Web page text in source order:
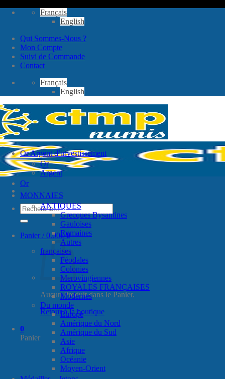
Passer
Français
English
Qui Sommes-Nous ?
Mon Compte
Suivi de Commande
Contact
Français
English
Recherche
pour :
Panier /0.00€ 0
Aucun Produit dans le Panier.
Retour à la boutique
0
Panier
Or Argent d’investissement
Or
Argent
Or
MONNAIES
ANTIQUES
Grecques Bysantines
Gauloises
Romaines
Autres
françaises
Féodales
Colonies
Merovingiennes
ROYALES FRANÇAISES
Modernes
Du monde
Europe
Amérique du Nord
Amérique du Sud
Asie
Afrique
Océanie
Moyen-Orient